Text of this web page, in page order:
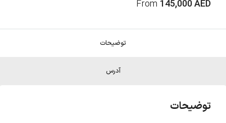
From 145,000 AED
توضیحات
آدرس
توضیحات